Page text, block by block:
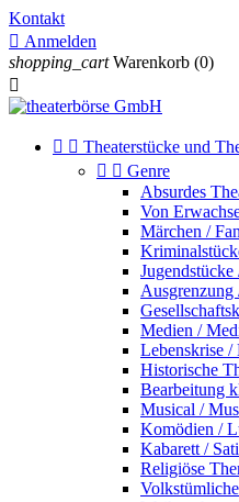
Kontakt
 Anmelden
shopping_cart Warenkorb (0)

  Theaterstücke und
  Genre
Absurdes
Von
Märchen /
Jugendstücke
Ausgrenzung
Medien /
Lebenskrise
Historische
Bearbeitung
Musical /
Komödien /
Kabarett /
Religiöse